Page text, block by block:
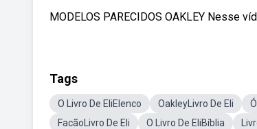
MODELOS PARECIDOS OAKLEY Nesse
Tags
O Livro De EliElenco OakleyLivro De Eli
FacãoLivro De Eli
O Livro De EliBíblia